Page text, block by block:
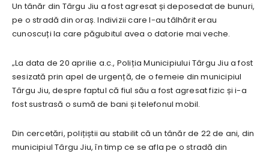
Un tânăr din Târgu Jiu a fost agresat și deposedat de bunuri,
pe o stradă din oraș. Indivizii care l-au tâlhărit erau
cunoscuți la care păgubitul avea o datorie mai veche.
„La data de 20 aprilie a.c., Poliția Municipiului Târgu Jiu a fost
sesizată prin apel de urgență, de o femeie din municipiul
Târgu Jiu, despre faptul că fiul său a fost agresat fizic și i-a
fost sustrasă o sumă de bani și telefonul mobil.
Din cercetări, polițiștii au stabilit că un tânăr de 22 de ani, din
municipiul Târgu Jiu, în timp ce se afla pe o stradă din